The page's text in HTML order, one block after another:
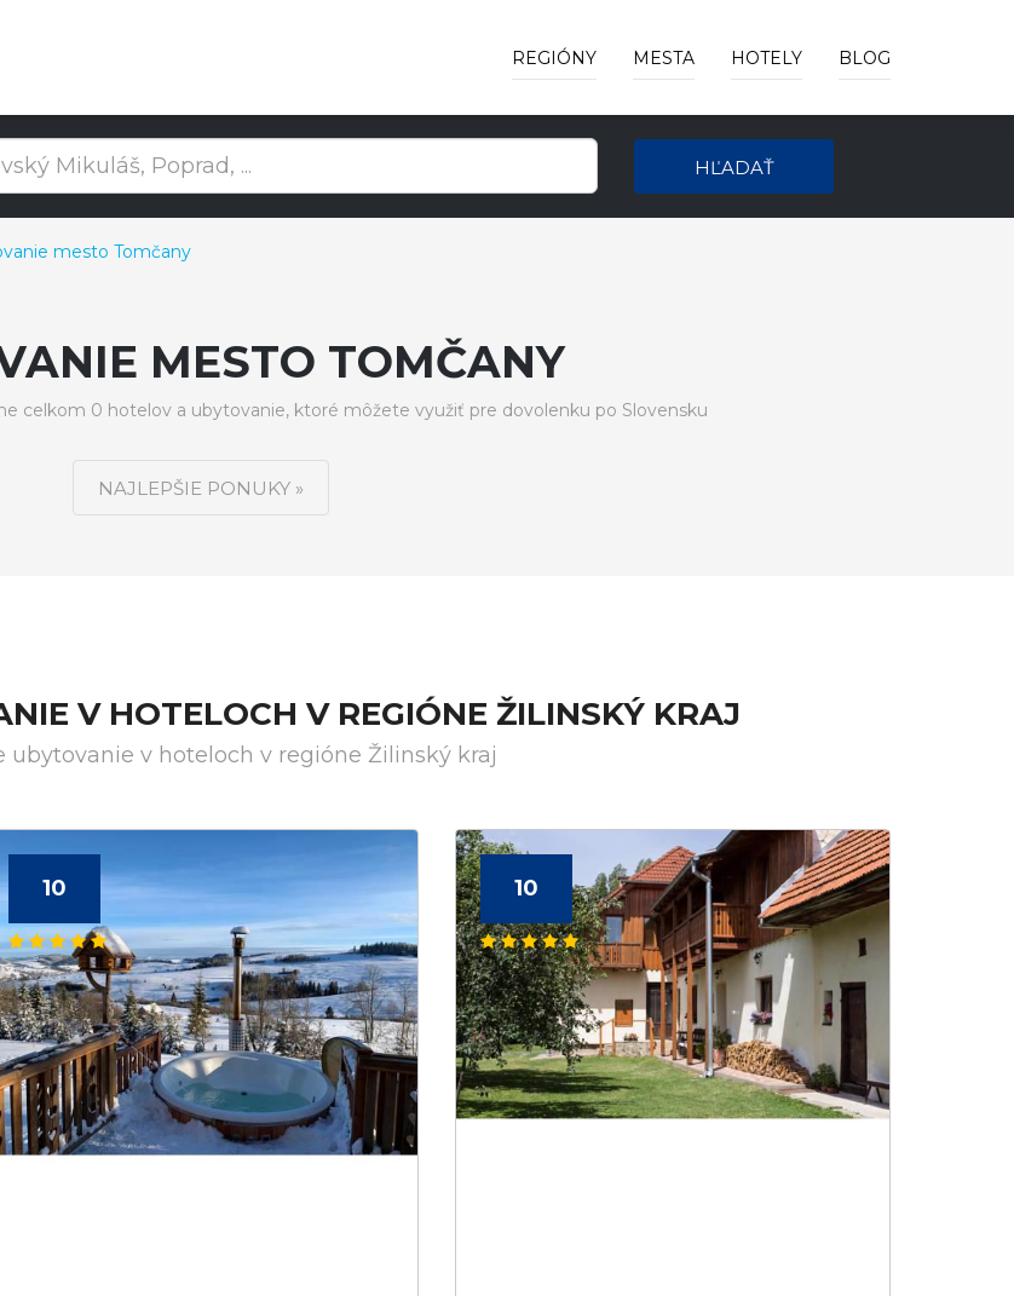
REGIÓNY MESTA HOTELY BLOG
HĽADAŤ
mesto Tomčany
MESTO TOMČANY
celkom 0 hotelov a ubytovanie, ktoré môžete využiť pre dovolenku po Slovensku
NAJLEPŠIE PONUKY »
V HOTELOCH V REGIÓNE ŽILINSKÝ KRAJ
ubytovanie v hoteloch v regióne Žilinský kraj
10 10